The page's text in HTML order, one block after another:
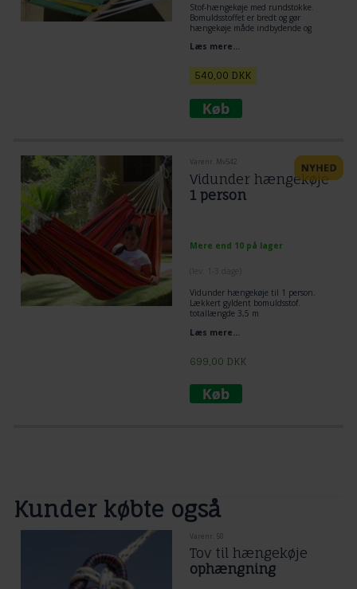
Stof-hængekøje med rundstokke.
Bomuldsstoffet er bredt og gør
hængekøje måde indbydende og
Læs mere...
540,00 DKK
Varenr. Mv542
Vidunder hængekøje
1 person
Mere end 10 på lager
Vidunder hængekøje til 1 person.
Lækkert gyldent bomuldsstof.
totallængde 3,5 m
og liggelængden er 2,20 m.
Læs mere...
699,00 DKK
Kunder købte også
Varenr. 50
Tov til hængekøje
ophængning